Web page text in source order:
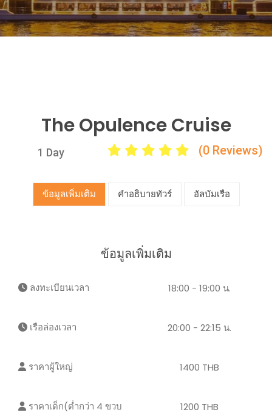
The Opulence Cruise
1 Day (0 Reviews)
ข้อมูลเพิ่มเติม คำอธิบายทัวร์ อัลบัมเรือ
ข้อมูลเพิ่มเติม
ลงทะเบียนเวลา
เรือล่องเวลา
ราคาผู้ใหญ่
ราคาเด็ก(ต่ำกว่า 4 ขวบ
18:00 - 19:00 น.
20:00 - 22:15 น.
1400 THB
1200 THB